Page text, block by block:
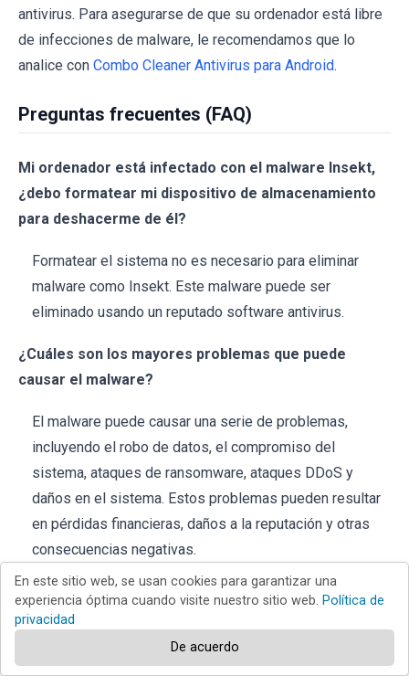
antivirus. Para asegurarse de que su ordenador está libre
de infecciones de malware, le recomendamos que lo
analice con Combo Cleaner Antivirus para Android.
Preguntas frecuentes (FAQ)
Mi ordenador está infectado con el malware Insekt,
¿debo formatear mi dispositivo de almacenamiento
para deshacerme de él?
Formatear el sistema no es necesario para eliminar
malware como Insekt. Este malware puede ser
eliminado usando un reputado software antivirus.
¿Cuáles son los mayores problemas que puede
causar el malware?
El malware puede causar una serie de problemas,
incluyendo el robo de datos, el compromiso del
sistema, ataques de ransomware, ataques DDoS y
daños en el sistema. Estos problemas pueden resultar
en pérdidas financieras, daños a la reputación y otras
consecuencias negativas.
¿Cuál es el propósito de Insekt RAT?
El RAT Insekt puede recopilar datos sobre el tamaño de
En este sitio web, se usan cookies para garantizar una
experiencia óptima cuando visite nuestro sitio web. Política de
privacidad
De acuerdo